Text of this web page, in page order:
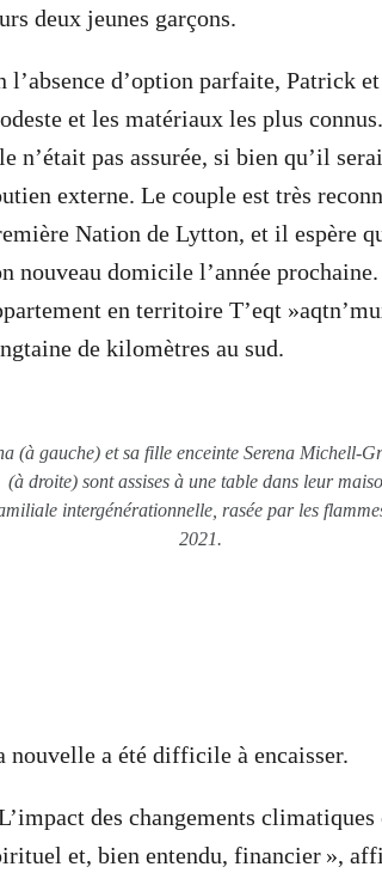
deux jeunes garçons.
l’absence d’option parfaite, Patrick
et les matériaux les plus
n’était pas assurée, si bien qu’il
externe. Le couple est très
Nation de Lytton, et il espère
nouveau domicile l’année
en territoire T’eqt
de kilomètres au sud.
(à gauche) et sa fille enceinte Serena Michell-
(à droite) sont assises à une table dans leur
intergénérationnelle, rasée par les
2021.
nouvelle a été difficile à encaisser.
des changements
et, bien entendu, financier »,